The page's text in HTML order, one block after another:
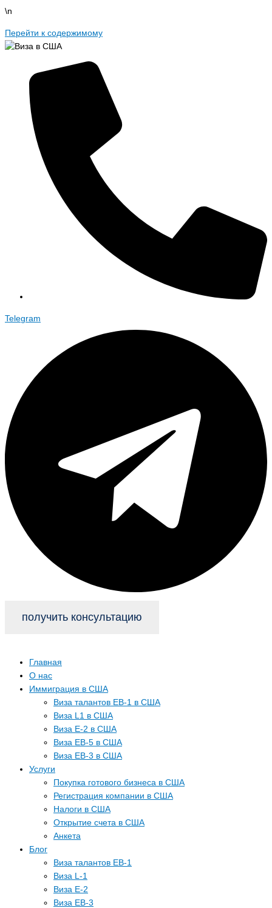
\n
Перейти к содержимому
Telegram
получить консультацию
Главная
О нас
Иммиграция в США
Виза талантов EB-1 в США
Виза L1 в США
Виза E-2 в США
Виза EB-5 в США
Виза EB-3 в США
Услуги
Покупка готового бизнеса в США
Регистрация компании в США
Налоги в США
Открытие счета в США
Анкета
Блог
Виза талантов EB-1
Виза L-1
Виза E-2
Виза EB-3